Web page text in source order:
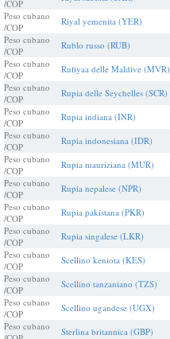
/COP
Peso cubano
/COP
Riyal yemenita (YER)
Peso cubano
/COP
Rublo russo (RUB)
Peso cubano
/COP
Rufiyaa delle Maldive (MVR)
Peso cubano
/COP
Rupia delle Seychelles (SCR)
Peso cubano
/COP
Rupia indiana (INR)
Peso cubano
/COP
Rupia indonesiana (IDR)
Peso cubano
/COP
Rupia mauriziana (MUR)
Peso cubano
/COP
Rupia nepalese (NPR)
Peso cubano
/COP
Rupia pakistana (PKR)
Peso cubano
/COP
Rupia singalese (LKR)
Peso cubano
/COP
Scellino keniota (KES)
Peso cubano
/COP
Scellino tanzaniano (TZS)
Peso cubano
/COP
Scellino ugandese (UGX)
Peso cubano
Sterlina britannica (GBP)